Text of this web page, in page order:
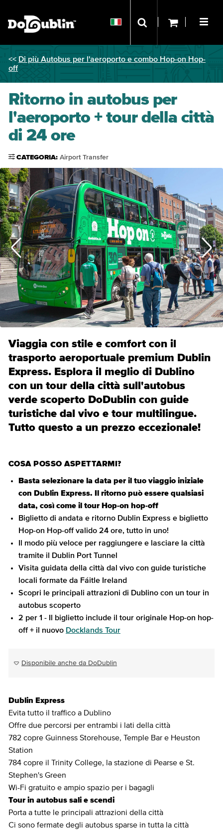
<< Di più Autobus per l'aeroporto e combo Hop-on Hop-
off
Ritorno in autobus per
l'aeroporto + tour della città
di 24 ore
CATEGORIA: Airport Transfer
Viaggia con stile e comfort con il
trasporto aeroportuale premium Dublin
Express. Esplora il meglio di Dublino
con un tour della città sull'autobus
verde scoperto DoDublin con guide
turistiche dal vivo e tour multilingue.
Tutto questo a un prezzo eccezionale!
COSA POSSO ASPETTARMI?
Basta selezionare la data per il tuo viaggio iniziale
con Dublin Express. Il ritorno può essere qualsiasi
data, così come il tour Hop-on hop-off
Biglietto di andata e ritorno Dublin Express e biglietto
Hop-on Hop-off valido 24 ore, tutto in uno!
Il modo più veloce per raggiungere e lasciare la città
tramite il Dublin Port Tunnel
Visita guidata della città dal vivo con guide turistiche
locali formate da Fáitle Ireland
Scopri le principali attrazioni di Dublino con un tour in
autobus scoperto
2 per 1 - Il biglietto include il tour originale Hop-on hop-
off + il nuovo Docklands Tour
Disponibile anche da DoDublin
Dublin Express
Evita tutto il traffico a Dublino
Offre due percorsi per entrambi i lati della città
782 copre Guinness Storehouse, Temple Bar e Heuston
Station
784 copre il Trinity College, la stazione di Pearse e St.
Stephen's Green
Wi-Fi gratuito e ampio spazio per i bagagli
Tour in autobus sali e scendi
Porta a tutte le principali attrazioni della città
Ci sono fermate degli autobus sparse in tutta la città